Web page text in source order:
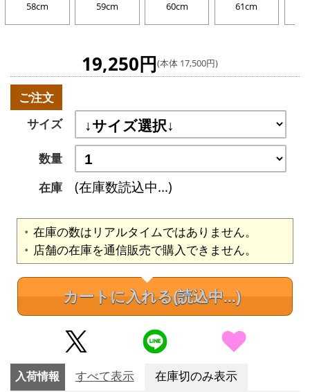
58cm 59cm 60cm 61cm
19,250円(本体 17,500円)
ご注文
サイズ
数量
在庫
(在庫数読込中...)
在庫の数はリアルタイムではありません。
店舗の在庫を通信販売で購入できません。
カートに入れる(読込中...)
入荷情報 すべて表示 在庫切のみ表示